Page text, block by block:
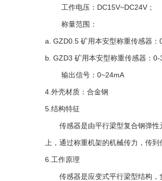
工作电压： DC15V~DC24V ；
称量范围：
a. GZD0.5 矿用本安型称重传感器：
b. GZD3 矿用本安型称重传感器： 0-
输出信号： 0~24mA
4. 外壳材质：合金钢
5. 结构特征
传感器是由平行梁型复合钢弹
上，通过称重机架的机械传力，传
6. 工作原理
传感器是应变式平行梁型结构，